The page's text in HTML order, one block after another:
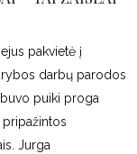
pakvietė į
darbų parodos
buvo puiki proga
pripažintos
Jurga